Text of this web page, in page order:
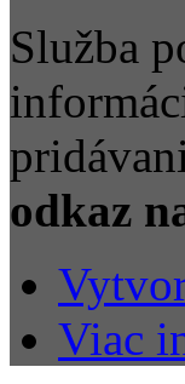
Služba
odkaz
Viac